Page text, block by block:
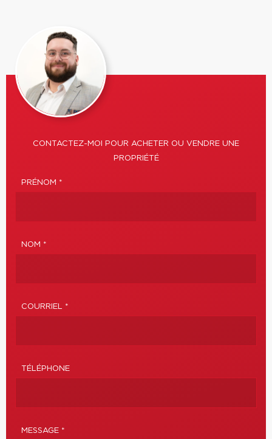
CONTACTEZ-MOI POUR ACHETER OU VENDRE UNE
PROPRIÉTÉ
PRÉNOM *
NOM *
COURRIEL *
TÉLÉPHONE
MESSAGE *